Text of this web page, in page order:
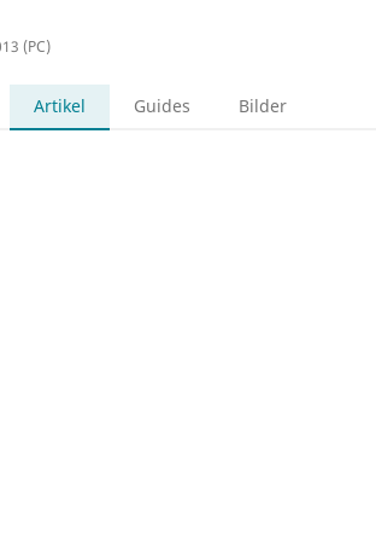
(PC)
Artikel Guides Bilder